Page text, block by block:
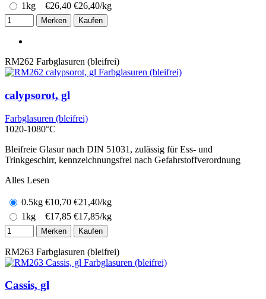
1kg
€26,40 €26,40/kg
Merken Kaufen
RM262 Farbglasuren (bleifrei)
calypsorot, gl
Farbglasuren (bleifrei)
1020-1080°C
Bleifreie Glasur nach DIN 51031, zulässig für Ess- und
Trinkgeschirr, kennzeichnungsfrei nach Gefahrstoffverordnung
Alles Lesen
0.5kg €10,70 €21,40/kg
1kg
€17,85 €17,85/kg
Merken Kaufen
RM263 Farbglasuren (bleifrei)
Cassis, gl